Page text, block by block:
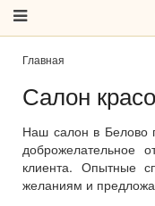
Главная
Салон
Наш салон в Белово
доброжелательное
клиента. Опытные
желаниям и